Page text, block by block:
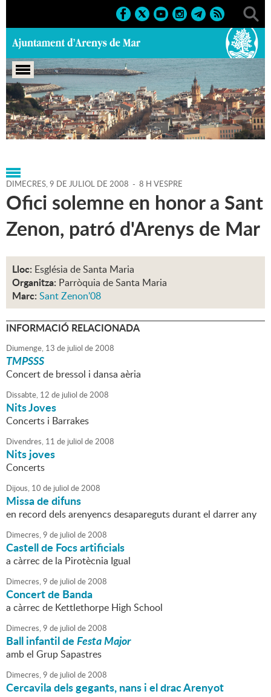
Portada > Agenda > 09-07-
2008 > Marcs > Culturals > 2008 > Sant Zenon'08
DIMECRES,9 DE JULIOL DE 2008 - 8 H VESPRE
Ofici solemne en honor a Sant
Zenon, patró d'Arenys de Mar
Lloc: Església de Santa Maria
Organitza: Parròquia de Santa Maria
Marc: Sant Zenon'08
INFORMACIÓ RELACIONADA
Diumenge, 13 de juliol de2008
TMPSSS
Concert de bressol i dansa aèria
Dissabte, 12 de juliol de2008
Nits Joves
Concerts i Barrakes
Divendres, 11 de juliol de2008
Nits joves
Concerts
Dijous, 10 de juliol de2008
Missa de difuns
en record dels arenyencs desapareguts durant el darrer any
Dimecres,9 de juliol de2008
Castell de Focs artificials
a càrrec de la Pirotècnia Igual
Dimecres,9 de juliol de2008
Concert de Banda
a càrrec de Kettlethorpe High School
Dimecres,9 de juliol de2008
Ball infantil deFesta Major
amb el Grup Sapastres
Dimecres,9 de juliol de2008
Cercavila dels gegants, nans i el drac Arenyot